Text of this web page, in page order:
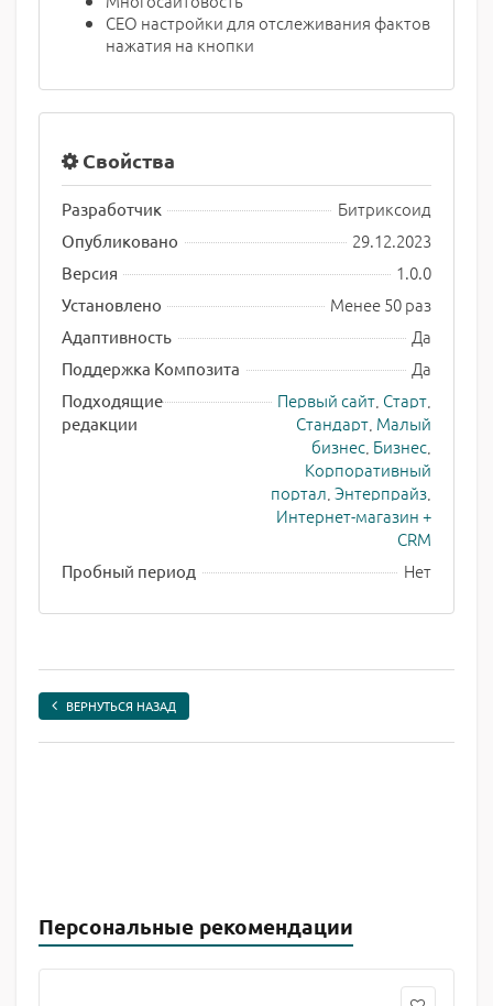
СЕО настройки для отслеживания фактов
нажатия на кнопки
Свойства
Разработчик Битриксоид
Опубликовано 29.12.2023
Версия 1.0.0
Установлено Менее 50 раз
Адаптивность Да
Поддержка Композита Да
Подходящие
редакции
Первый сайт Старт
Стандарт Малый
бизнес Бизнес
Корпоративный
портал Энтерпрайз
Интернет-магазин +
CRM
Пробный период Нет
ВЕРНУТЬСЯ НАЗАД
Персональные рекомендации